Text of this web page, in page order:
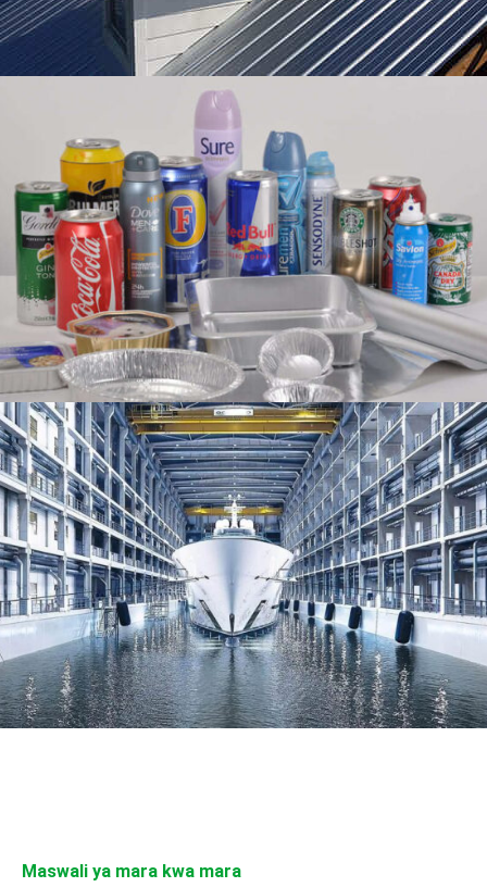
Maswali ya mara kwa mara